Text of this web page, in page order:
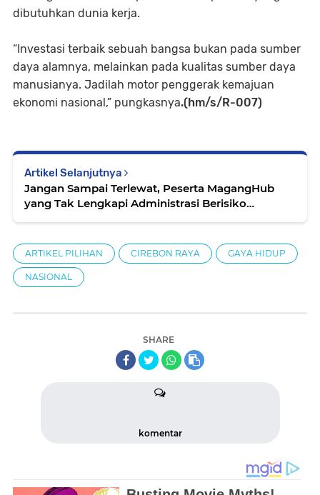
dibutuhkan dunia kerja.
“Investasi terbaik sebuah bangsa bukan pada sumber
daya alamnya, melainkan pada kualitas sumber daya
manusianya. Jadilah motor penggerak kemajuan
ekonomi nasional,” pungkasnya.(hm/s/R-007)
Artikel Selanjutnya
Jangan Sampai Terlewat, Peserta MagangHub
yang Tak Lengkapi Administrasi Berisiko
ARTIKEL PILIHAN CIREBON RAYA GAYA HIDUP
NASIONAL
SHARE
komentar